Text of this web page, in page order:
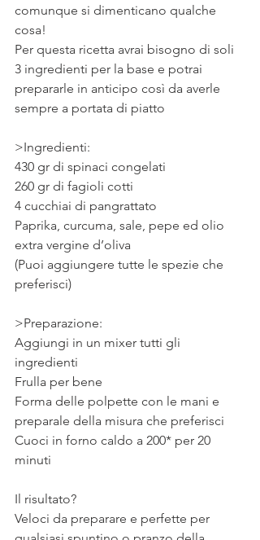
comunque si dimenticano qualche
cosa!
Per questa ricetta avrai bisogno di soli
3 ingredienti per la base e potrai
prepararle in anticipo così da averle
sempre a portata di piatto
>Ingredienti:
430 gr di spinaci congelati
260 gr di fagioli cotti
4 cucchiai di pangrattato
Paprika, curcuma, sale, pepe ed olio
extra vergine d’oliva
(Puoi aggiungere tutte le spezie che
preferisci)
>Preparazione:
Aggiungi in un mixer tutti gli
ingredienti
Frulla per bene
Forma delle polpette con le mani e
preparale della misura che preferisci
Cuoci in forno caldo a 200* per 20
minuti
Il risultato?
Veloci da preparare e perfette per